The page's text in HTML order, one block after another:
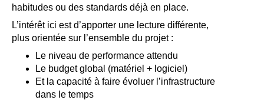
habitudes ou des standards déjà en place.
L’intérêt ici est d’apporter une lecture différente,
plus orientée sur l’ensemble du projet :
Le niveau de performance attendu
Le budget global (matériel + logiciel)
Et la capacité à faire évoluer l’infrastructure
dans le temps